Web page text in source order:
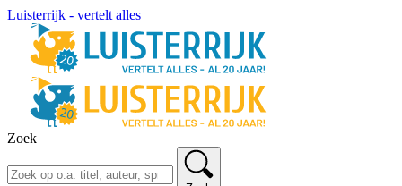
Luisterrijk - vertelt alles
Zoek